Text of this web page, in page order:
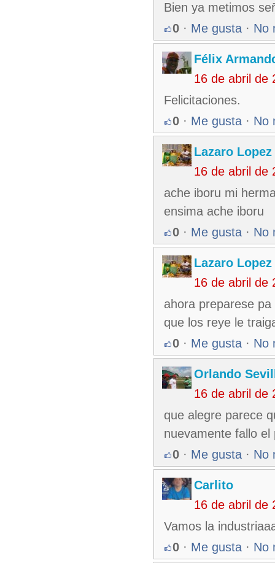
Bien ya metimos
0 · Me gusta · No
Félix
16 de abril de
Felicitaciones.
0 · Me gusta · No
Lazaro Lopez
16 de abril de
ache iboru mi
ensima ache iboru
0 · Me gusta · No
Lazaro Lopez
16 de abril de
ahora preparese
que los reye le
0 · Me gusta · No
Orlando
16 de abril de
que alegre parece
nuevamente fallo
0 · Me gusta · No
Carlito
16 de abril de
Vamos la
0 · Me gusta · No